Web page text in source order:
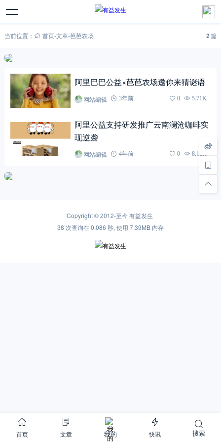
当前位置： 首页-文章-芭芭农场 2篇
阿里巴巴公益×芭芭农场邀你来猜谜语
网站编辑 3年前 0 5.71K
阿里公益支持研发推广云南澜沧咖啡实
现逆袭
网站编辑 4年前 0 8.16K
Copyright © 2012-至今有益发生
38 次查询在 0.086 秒, 使用 7.39MB 内存
首页 文章 我的 快讯 搜索